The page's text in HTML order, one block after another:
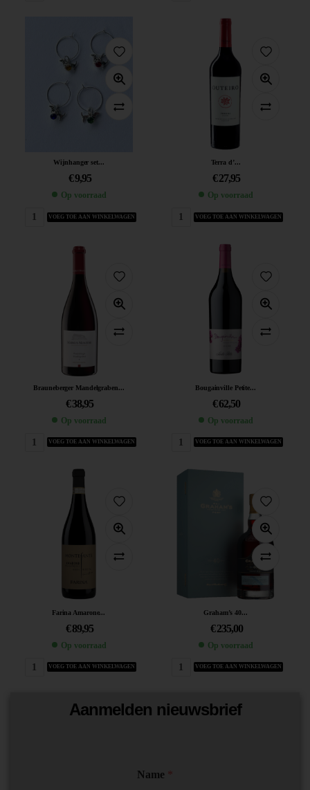
Wijnhanger set...
€9,95
Op voorraad
VOEG TOE AAN WINKELWAGEN
Terra d’...
€27,95
Op voorraad
VOEG TOE AAN WINKELWAGEN
Brauneberger Mandelgraben...
€38,95
Op voorraad
VOEG TOE AAN WINKELWAGEN
Bougainville Petite...
€62,50
Op voorraad
VOEG TOE AAN WINKELWAGEN
Farina Amarone...
€89,95
Op voorraad
VOEG TOE AAN WINKELWAGEN
Graham’s 40...
€ 235,00
Op voorraad
VOEG TOE AAN WINKELWAGEN
Aanmelden nieuwsbrief
Name